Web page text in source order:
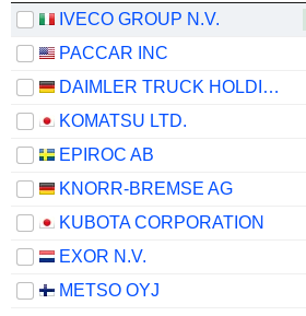
IVECO GROUP N.V.
PACCAR INC
DAIMLER TRUCK HOLDING AG
KOMATSU LTD.
EPIROC AB
KNORR-BREMSE AG
KUBOTA CORPORATION
EXOR N.V.
METSO OYJ